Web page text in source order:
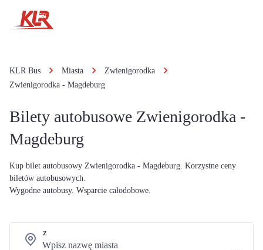
KLR Bus Miasta
Zwienigorodka
Zwienigorodka - Magdeburg
Bilety autobusowe Zwienigorodka -
Magdeburg
Kup bilet autobusowy Zwienigorodka - Magdeburg. Korzystne ceny
biletów autobusowych.
Wygodne autobusy. Wsparcie całodobowe.
Z